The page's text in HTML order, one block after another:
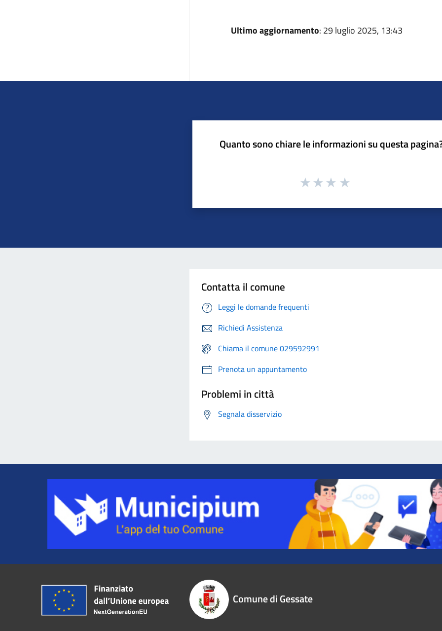
Ultimo aggiornamento: 29 luglio 2025, 13:43
Quanto sono chiare le informazioni su questa
Contatta il comune
Leggi le domande frequenti
Richiedi Assistenza
Chiama il comune 029592991
Prenota un appuntamento
Problemi in città
Segnala disservizio
Comune di Gessate